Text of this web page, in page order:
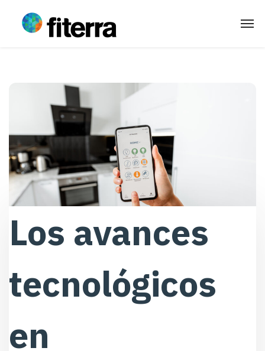
Los avances
tecnológicos
en